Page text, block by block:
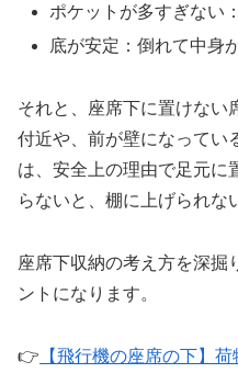
ポケットが多すぎない
底が安定：倒れて中身
それと、座席下に置けない
付近や、前が壁になってい
は、安全上の理由で足元に
らないと、棚に上げられな
座席下収納の考え方を深掘
ントになります。
👉 【飛行機の座席の下】